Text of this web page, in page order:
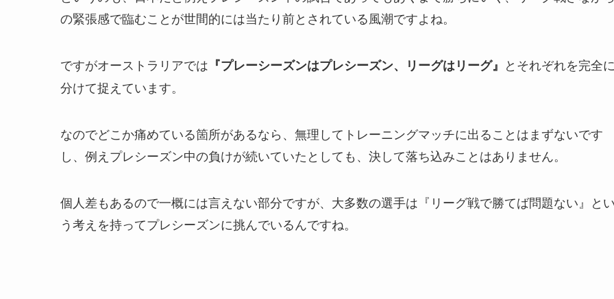
の緊張感で臨むことが世間的には当たり前とされている風潮ですよね。
ですがオーストラリアでは 『プレーシーズンはプレシーズン、リーグはリーグ』 とそれぞれを完全
分けて捉えています。
なのでどこか痛めている箇所があるなら、無理してトレーニングマッチに出ることはまずないです
し、例えプレシーズン中の負けが続いていたとしても、決して落ち込みことはありません。
個人差もあるので一概には言えない部分ですが、大多数の選手は『リーグ戦で勝てば問題ない』と
う考えを持ってプレシーズンに挑んでいるんですね。